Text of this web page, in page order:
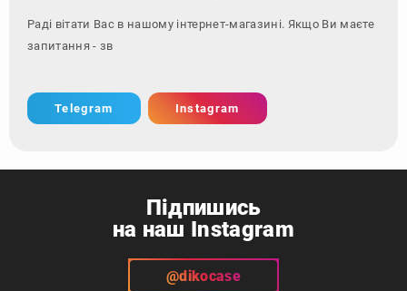
Раді вітати Вас в нашому інтернет-магазині. Якщо Ви маєте
запитання - зверніться за ко
Telegram Instagram
Підпишись
на наш Instagram
@dikocase